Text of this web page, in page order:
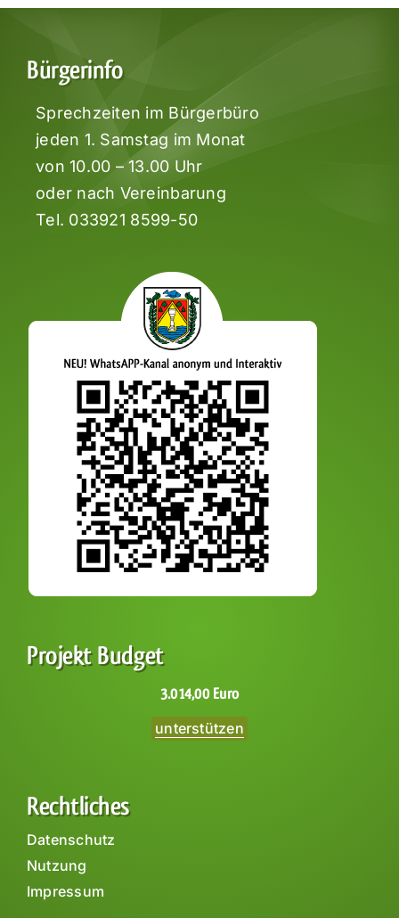
Bürgerinfo
Sprechzeiten im Bürgerbüro
jeden 1. Samstag im Monat
von 10.00 – 13.00 Uhr
oder nach Vereinbarung
Tel. 033921 8599-50
Projekt Budget
3.014,00 Euro
unterstützen
Rechtliches
Datenschutz
Nutzung
Impressum